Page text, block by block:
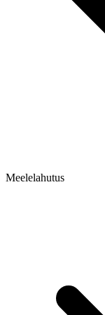
Meelelahutus